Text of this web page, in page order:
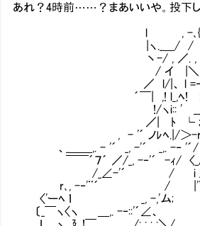
あれ？4時前……？まあいいや。投下し
_, ィ
l , -､{｣ｿ-┴!‐-､
|ヽ._＿/ / 、 ヽ::::::l¨
丶-/ , ／. , - l
/ イ |＼,ﾄ､ ! ﾊ
／ l/|、 l =‐'´＼j l
´￣| ,! l_,ﾍ! ::::
!/ヽi:: ' __ ７１／ /
／| ﾄ └ ;j / /
, - '´ ノﾚﾍ.|/＞-r;ｫ/
、_＿＿,. - '´ _, -'´ _,. -
￣￣´７´ ／/_, -‐'´ -ｨ/ 〈_/
/_∠-'´ / i /ﾂﾘ}／
r､, -‐'¨´ / |'¨｢l¨ |i´
〈'ーﾍ ｌ _, -,'ム; ゝ＝
〔_￣ヽ〈ヽ ＿,. -‐::'´∠、
Ｌ._ ヽ._廴!￣ ,/: : : ;＼/_＿